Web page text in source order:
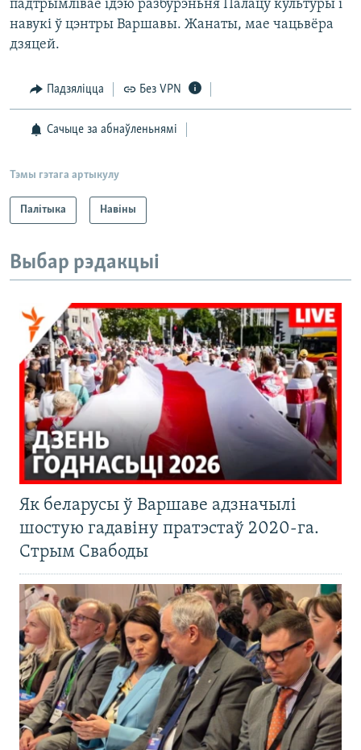
падтрымлівае ідэю разбурэньня Палацу культуры і
навукі ў цэнтры Варшавы. Жанаты, мае чацьвёра
дзяцей.
Падзяліцца Без VPN
Сачыце за абнаўленьнямі
Тэмы гэтага артыкулу
Палітыка Навіны
Выбар рэдакцыі
Як беларусы ў Варшаве адзначылі
шостую гадавіну пратэстаў 2020-га.
Стрым Свабоды